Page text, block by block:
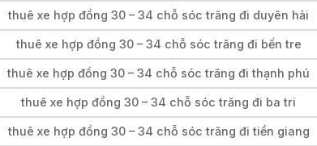
thuê xe hợp đồng 30 – 34 chỗ sóc trăng đi duyên hải
thuê xe hợp đồng 30 – 34 chỗ sóc trăng đi bến tre
thuê xe hợp đồng 30 – 34 chỗ sóc trăng đi thạnh phú
thuê xe hợp đồng 30 – 34 chỗ sóc trăng đi ba tri
thuê xe hợp đồng 30 – 34 chỗ sóc trăng đi tiền giang